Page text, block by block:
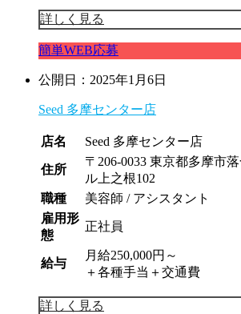
詳しく見る
簡単WEB応募
公開日：2025年1月6日
Seed 多摩センター店
店名 Seed 多摩センター店
住所
〒206-0033 東京都多摩市
ル上之根102
職種
美容師 / アシスタント
雇用形
態
正社員
給与
月給250,000円～
＋各種手当＋交通費
詳しく見る